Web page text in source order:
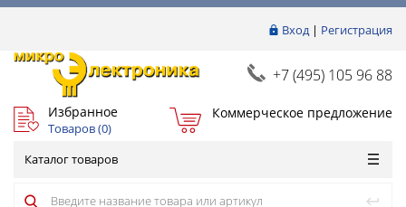
Вход| Регистрация
+7 (495) 105 96 88
Избранное
Товаров (0)
Коммерческое предложение
Каталог товаров